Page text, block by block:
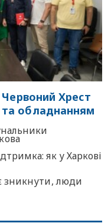
Червоний Хрест
обладнанням
як у Харкові
зникнути, люди